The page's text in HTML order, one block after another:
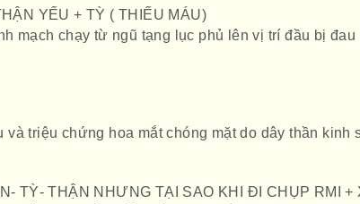
YẾU + TỲ ( THIẾU MÁU)
mạch chạy từ ngũ tạng lục phủ lên vị trí đầu bị đau
và triệu chứng hoa mắt chóng mặt do dây thần kinh
TỲ- THẬN NHƯNG TẠI SAO KHI ĐI CHỤP RMI +